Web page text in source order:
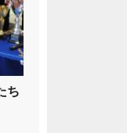
ち